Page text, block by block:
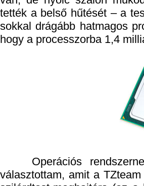
hogy a processzorba 1,4
Operációs
választottam, amit a
szilárdtest-meghajtóra (ez
szárnyakat varázsol). Ezt
újraindítás utáni
a bejelentkező képernyőt.
memória került, majd
mert a videovágás és a
8 GB-os határt. Így